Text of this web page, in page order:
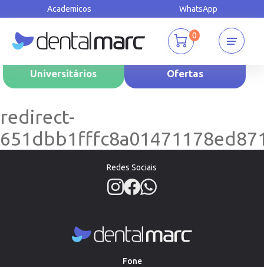
Academicos WhatsApp
0
Universitários Ofertas
redirect-
Redes Sociais
Fone